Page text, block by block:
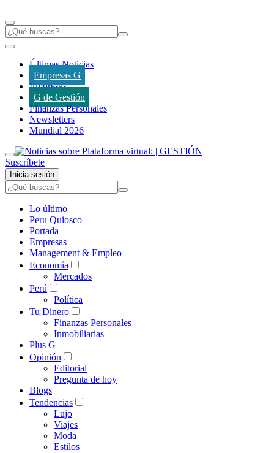
Últimas Noticias
Empresas G
Empresas
G de Gestión
Finanzas Personales
Newsletters
Mundial 2026
Suscríbete
Inicia sesión
Lo último
Peru Quiosco
Portada
Empresas
Management & Empleo
Economía
Mercados
Perú
Política
Tu Dinero
Finanzas Personales
Inmobiliarias
Plus G
Opinión
Editorial
Pregunta de hoy
Blogs
Tendencias
Lujo
Viajes
Moda
Estilos